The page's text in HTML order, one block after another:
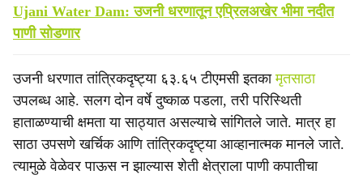
Ujani Water Dam: उजनी धरणातून एप्रिलअखेर भीमा नदीत
पाणी सोडणार
उजनी धरणात तांत्रिकदृष्ट्या ६३.६५ टीएमसी इतकामृतसाठा
उपलब्ध आहे. सलग दोन वर्षे दुष्काळ पडला, तरी परिस्थिती
हाताळण्याची क्षमता या साठ्यात असल्याचे सांगितले जाते. मात्र हा
साठा उपसणे खर्चिक आणि तांत्रिकदृष्ट्या आव्हानात्मक मानले जाते.
त्यामुळे वेळेवर पाऊस न झाल्यास शेती क्षेत्राला पाणी कपातीचा